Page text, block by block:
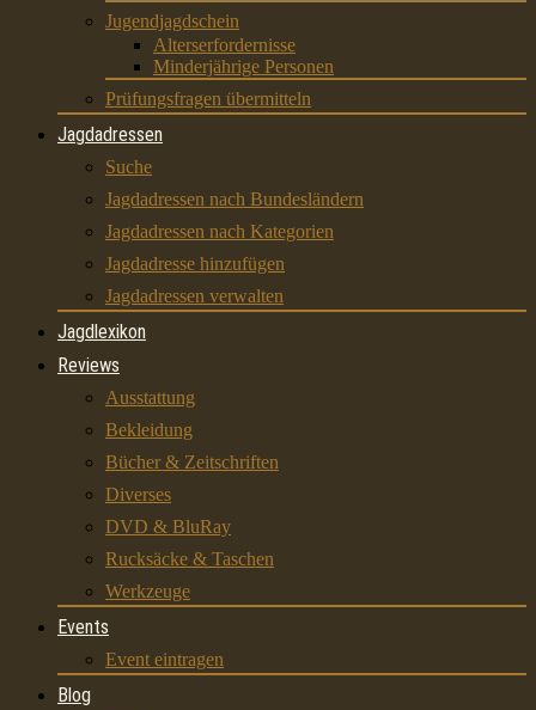
Jugendjagdschein
Alterserfordernisse
Minderjährige Personen
Prüfungsfragen übermitteln
Jagdadressen
Suche
Jagdadressen nach Bundesländern
Jagdadressen nach Kategorien
Jagdadresse hinzufügen
Jagdadressen verwalten
Jagdlexikon
Reviews
Ausstattung
Bekleidung
Bücher & Zeitschriften
Diverses
DVD & BluRay
Rucksäcke & Taschen
Werkzeuge
Events
Event eintragen
Blog